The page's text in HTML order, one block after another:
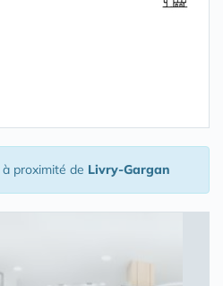
à proximité de Livry-Gargan